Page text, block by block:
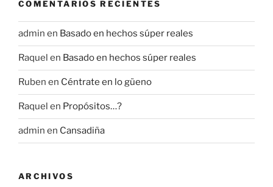
COMENTARIOS RECIENTES
admin en Basado en hechos súper reales
Raquel en Basado en hechos súper reales
Ruben en Céntrate en lo güeno
Raquel en Propósitos…?
admin en Cansadiña
ARCHIVOS